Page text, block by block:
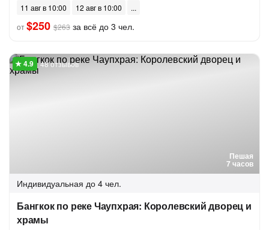
11 авг в 10:00
12 авг в 10:00
от$250 $263 за всё до 3 чел.
Пешая
7 часов
48 отзывов
Индивидуальная до 4 чел.
Бангкок по реке Чаупхрая: Королевский дворец и
храмы